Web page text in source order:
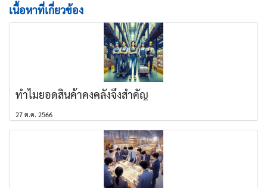
เนื้อหาที่เกี่ยวข้อง
ทำไมยอดสินค้าคงคลังจึงสำคัญ
27 ต.ค. 2566